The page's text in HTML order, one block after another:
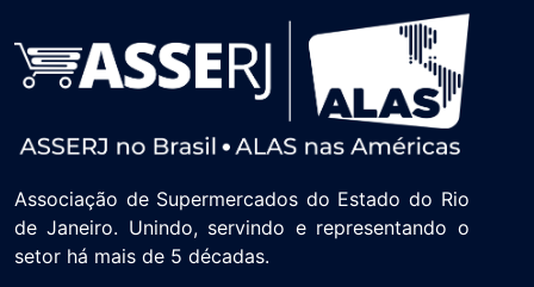
Associação de Supermercados do Estado do Rio
de Janeiro. Unindo, servindo e representando o
setor há mais de 5 décadas.